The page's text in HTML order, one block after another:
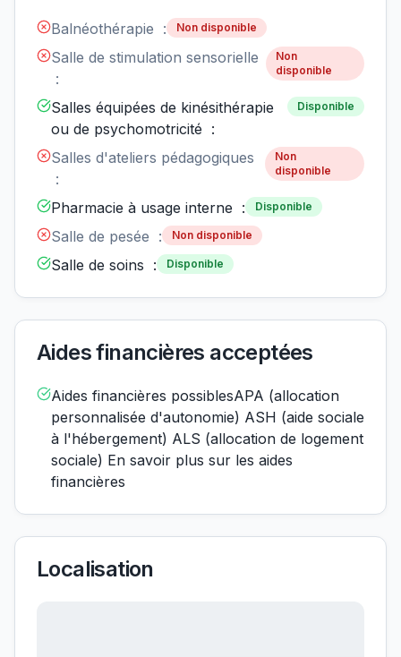
Balnéothérapie : Non disponible
Salle de stimulation sensorielle
:
Non
disponible
Salles équipées de kinésithérapie
ou de psychomotricité :
Disponible
Salles d'ateliers pédagogiques
:
Non
disponible
Pharmacie à usage interne : Disponible
Salle de pesée : Non disponible
Salle de soins : Disponible
Aides financières acceptées
Aides financières possiblesAPA (allocation
personnalisée d'autonomie) ASH (aide sociale
à l'hébergement) ALS (allocation de logement
sociale) En savoir plus sur les aides
financières
Localisation